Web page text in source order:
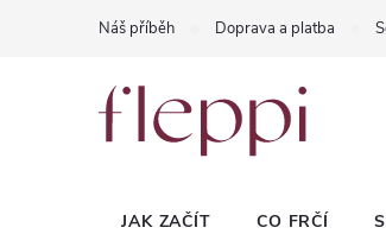
Náš příběh Doprava a platba
JAK ZAČÍT CO FRČÍ